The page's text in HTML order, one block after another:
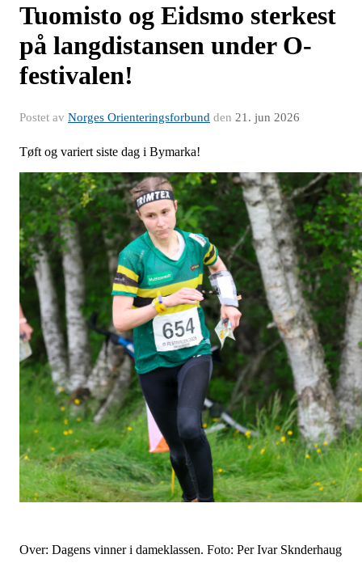
Tuomisto og Eidsmo sterkest
på langdistansen under O-
festivalen!
Postet av Norges Orienteringsforbund den 21. jun 2026
Tøft og variert siste dag i Bymarka!
Over: Dagens vinner i dameklassen. Foto: Per Ivar Sknderhaug